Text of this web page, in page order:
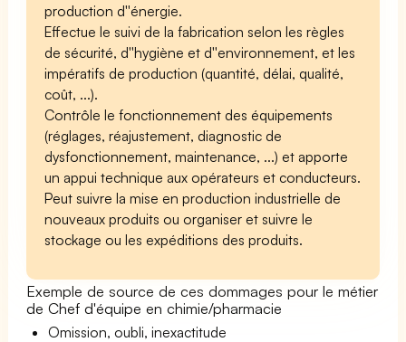
production d''énergie.
Effectue le suivi de la fabrication selon les règles
de sécurité, d''hygiène et d''environnement, et les
impératifs de production (quantité, délai, qualité,
coût, ...).
Contrôle le fonctionnement des équipements
(réglages, réajustement, diagnostic de
dysfonctionnement, maintenance, ...) et apporte
un appui technique aux opérateurs et conducteurs.
Peut suivre la mise en production industrielle de
nouveaux produits ou organiser et suivre le
stockage ou les expéditions des produits.
Exemple de source de ces dommages pour le métier
de Chef d'équipe en chimie/pharmacie
Omission, oubli, inexactitude